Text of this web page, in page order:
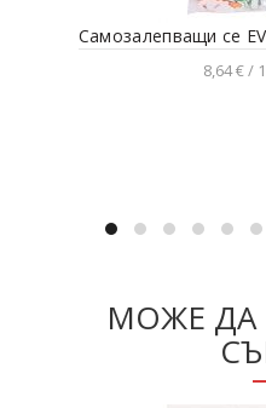
Самозалепващи се
8,64 € /
МОЖЕ ДА